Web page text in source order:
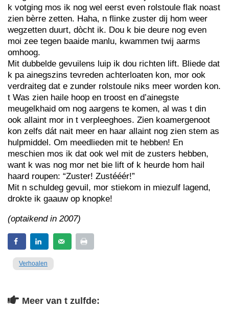
k votging mos ik nog wel eerst even rolstoule flak noast
zien bèrre zetten. Haha, n flinke zuster dij hom weer
wegzetten duurt, dòcht ik. Dou k bie deure nog even
moi zee tegen baaide manlu, kwammen twij aarms
omhoog.
Mit dubbelde gevuilens luip ik dou richten lift. Bliede dat
k pa ainegszins tevreden achterloaten kon, mor ook
verdraiteg dat e zunder rolstoule niks meer worden kon.
t Was zien haile hoop en troost en d’ainegste
meugelkhaid om nog aargens te komen, al was t din
ook allaint mor in t verpleeghoes. Zien koamergenoot
kon zelfs dát nait meer en haar allaint nog zien stem as
hulpmiddel. Om meedlieden mit te hebben! En
meschien mos ik dat ook wel mit de zusters hebben,
want k was nog mor net bie lift of k heurde hom hail
haard roupen: “Zuster! Zustééér!”
Mit n schuldeg gevuil, mor stiekom in miezulf lagend,
drokte ik gaauw op knopke!
(optaikend in 2007)
Verhoalen
Meer van t zulfde: